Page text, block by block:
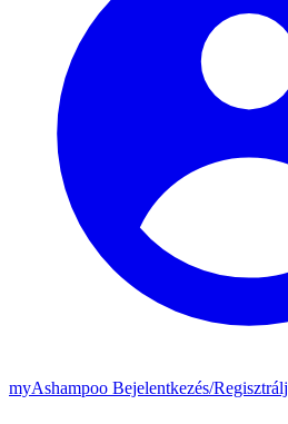
myAshampoo Bejelentkezés/Regisztrálj